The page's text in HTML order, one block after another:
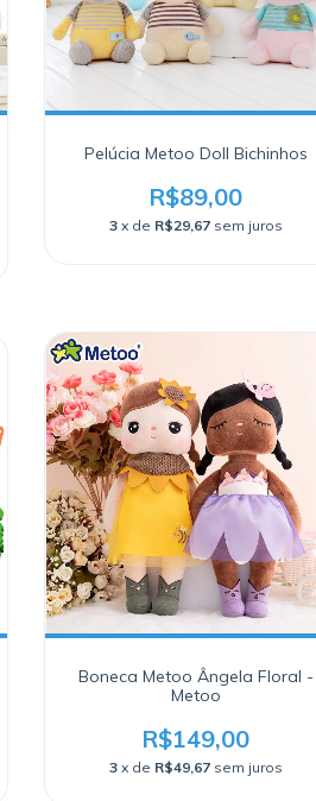
Pelúcia Metoo Doll Bichinhos
R$89,00
3 x de R$29,67 sem juros
Boneca Metoo Ângela Floral -
Metoo
R$149,00
3 x de R$49,67 sem juros